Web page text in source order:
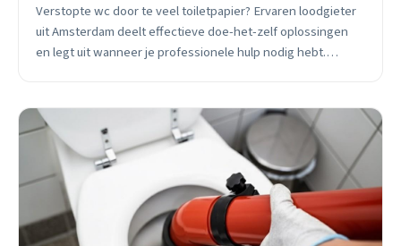
Verstopte wc door te veel toiletpapier? Ervaren loodgieter
uit Amsterdam deelt effectieve doe-het-zelf oplossingen
en legt uit wanneer je professionele hulp nodig hebt.